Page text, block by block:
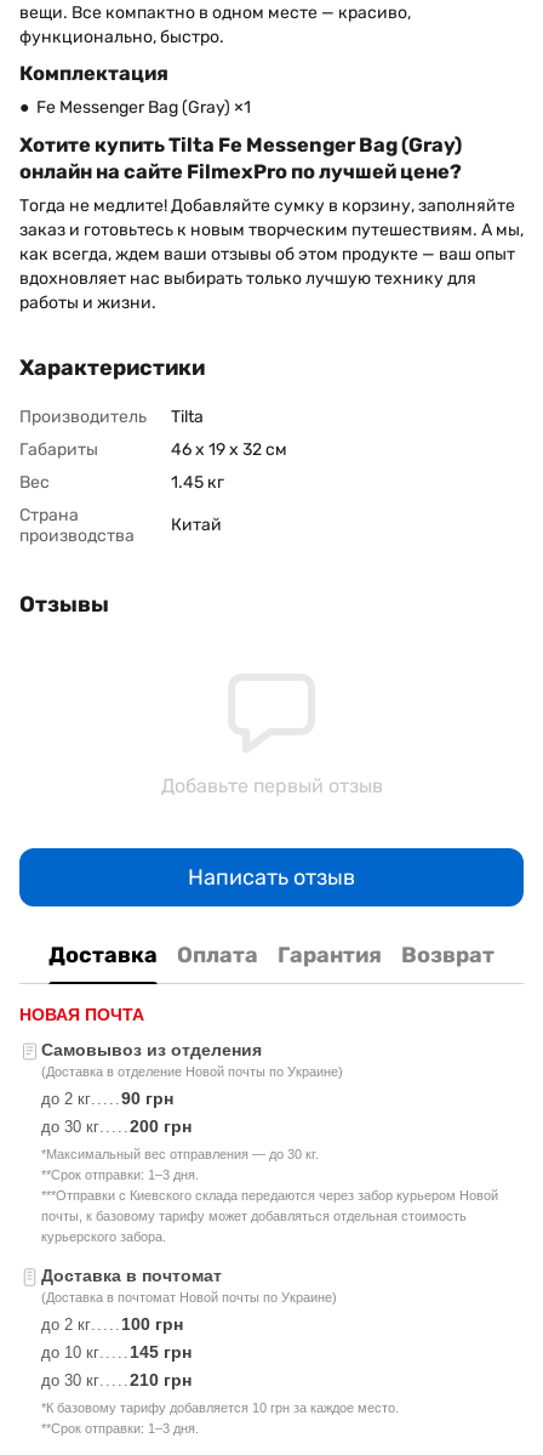
вещи. Все компактно в одном месте — красиво,
функционально, быстро.
Комплектация
● Fe Messenger Bag (Gray) ×1
Хотите купить Tilta Fe Messenger Bag (Gray)
онлайн на сайте FilmexPro по лучшей цене?
Тогда не медлите! Добавляйте сумку в корзину, заполняйте
заказ и готовьтесь к новым творческим путешествиям. А мы,
как всегда, ждем ваши отзывы об этом продукте — ваш опыт
вдохновляет нас выбирать только лучшую технику для
работы и жизни.
Характеристики
Производитель
Tilta
Габариты
46 x 19 x 32 cм
Вес
1.45 кг
Страна
производства
Китай
Отзывы
Добавьте первый отзыв
Написать отзыв
Доставка Оплата Гарантия Возврат
НОВАЯ ПОЧТА
Самовывоз из отделения
(Доставка в отделение Новой почты по Украине)
до 2 кг.....90 грн
до 30 кг.....200 грн
*Максимальный вес отправления — до 30 кг.
**Срок отправки: 1–3 дня.
***Отправки с Киевского склада передаются через забор курьером Новой
почты, к базовому тарифу может добавляться отдельная стоимость
курьерского забора.
Доставка в почтомат
(Доставка в почтомат Новой почты по Украине)
до 2 кг..... 100 грн
до 10 кг..... 145 грн
до 30 кг.....210 грн
*К базовому тарифу добавляется 10 грн за каждое место.
**Срок отправки: 1–3 дня.